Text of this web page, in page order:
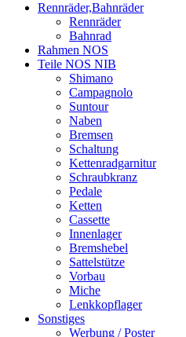
Rennräder,Bahnräder
Rennräder
Bahnrad
Rahmen NOS
Teile NOS NIB
Shimano
Campagnolo
Suntour
Naben
Bremsen
Schaltung
Kettenradgarnitur
Schraubkranz
Pedale
Ketten
Cassette
Innenlager
Bremshebel
Sattelstütze
Vorbau
Miche
Lenkkopflager
Sonstiges
Werbung / Poster